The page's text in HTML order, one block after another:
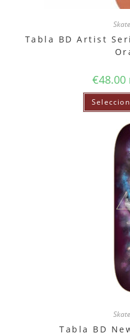
Skate
Tabla BD Artist
€48.00
Skate
Tabla BD